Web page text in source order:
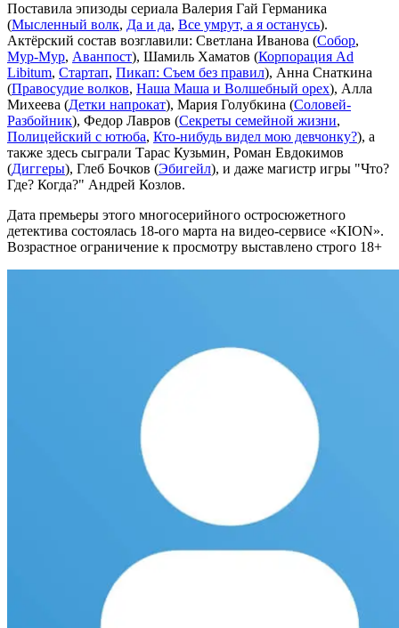
Поставила эпизоды сериала Валерия Гай Германика
(Мысленный волк, Да и да, Все умрут, а я останусь).
Актёрский состав возглавили: Светлана Иванова (Собор,
Мур-Мур, Аванпост), Шамиль Хаматов (Корпорация Ad
Libitum, Стартап, Пикап: Съем без правил), Анна Снаткина
(Правосудие волков, Наша Маша и Волшебный орех), Алла
Михеева (Детки напрокат), Мария Голубкина (Соловей-
Разбойник), Федор Лавров (Секреты семейной жизни,
Полицейский с ютюба, Кто-нибудь видел мою девчонку?), а
также здесь сыграли Тарас Кузьмин, Роман Евдокимов
(Диггеры), Глеб Бочков (Эбигейл), и даже магистр игры "Что?
Где? Когда?" Андрей Козлов.
Дата премьеры этого многосерийного остросюжетного
детектива состоялась 18-ого марта на видео-сервисе «KION».
Возрастное ограничение к просмотру выставлено строго 18+